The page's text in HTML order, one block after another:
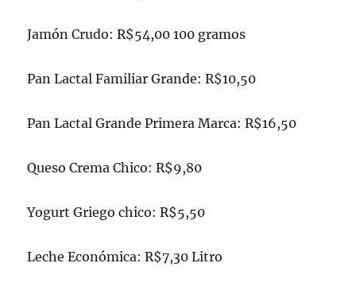
Jamón Crudo: R$54,00 100 gramos
Pan Lactal Familiar Grande: R$10,50
Pan Lactal Grande Primera Marca: R$16,50
Queso Crema Chico: R$9,80
Yogurt Griego chico: R$5,50
Leche Económica: R$7,30 Litro